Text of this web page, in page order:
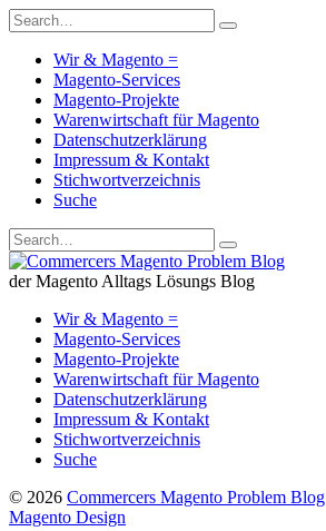
Wir & Magento =
Magento-Services
Magento-Projekte
Warenwirtschaft für Magento
Datenschutzerklärung
Impressum & Kontakt
Stichwortverzeichnis
Suche
der Magento Alltags Lösungs Blog
Wir & Magento =
Magento-Services
Magento-Projekte
Warenwirtschaft für Magento
Datenschutzerklärung
Impressum & Kontakt
Stichwortverzeichnis
Suche
© 2026 Commercers Magento Problem Blog
Magento Design